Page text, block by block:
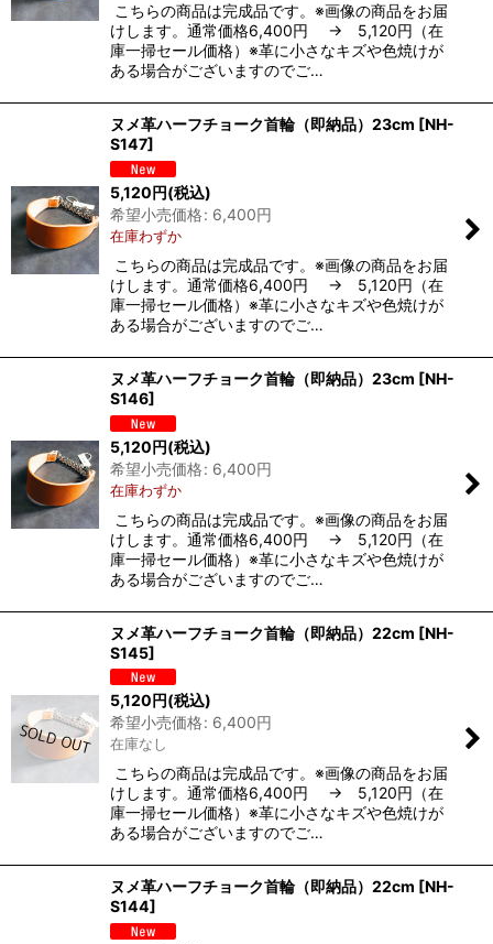
こちらの商品は完成品です。※画像の商品をお届
けします。通常価格6,400円 → 5,120円（在
庫一掃セール価格）※革に小さなキズや色焼けが
ある場合がございますのでご…
ヌメ革ハーフチョーク首輪（即納品）23cm [NH-
S147]
5,120円(税込)
希望小売価格: 6,400円
在庫わずか
こちらの商品は完成品です。※画像の商品をお届
けします。通常価格6,400円 → 5,120円（在
庫一掃セール価格）※革に小さなキズや色焼けが
ある場合がございますのでご…
ヌメ革ハーフチョーク首輪（即納品）23cm [NH-
S146]
5,120円(税込)
希望小売価格: 6,400円
在庫わずか
こちらの商品は完成品です。※画像の商品をお届
けします。通常価格6,400円 → 5,120円（在
庫一掃セール価格）※革に小さなキズや色焼けが
ある場合がございますのでご…
ヌメ革ハーフチョーク首輪（即納品）22cm [NH-
S145]
5,120円(税込)
希望小売価格: 6,400円
在庫なし
こちらの商品は完成品です。※画像の商品をお届
けします。通常価格6,400円 → 5,120円（在
庫一掃セール価格）※革に小さなキズや色焼けが
ある場合がございますのでご…
ヌメ革ハーフチョーク首輪（即納品）22cm [NH-
S144]